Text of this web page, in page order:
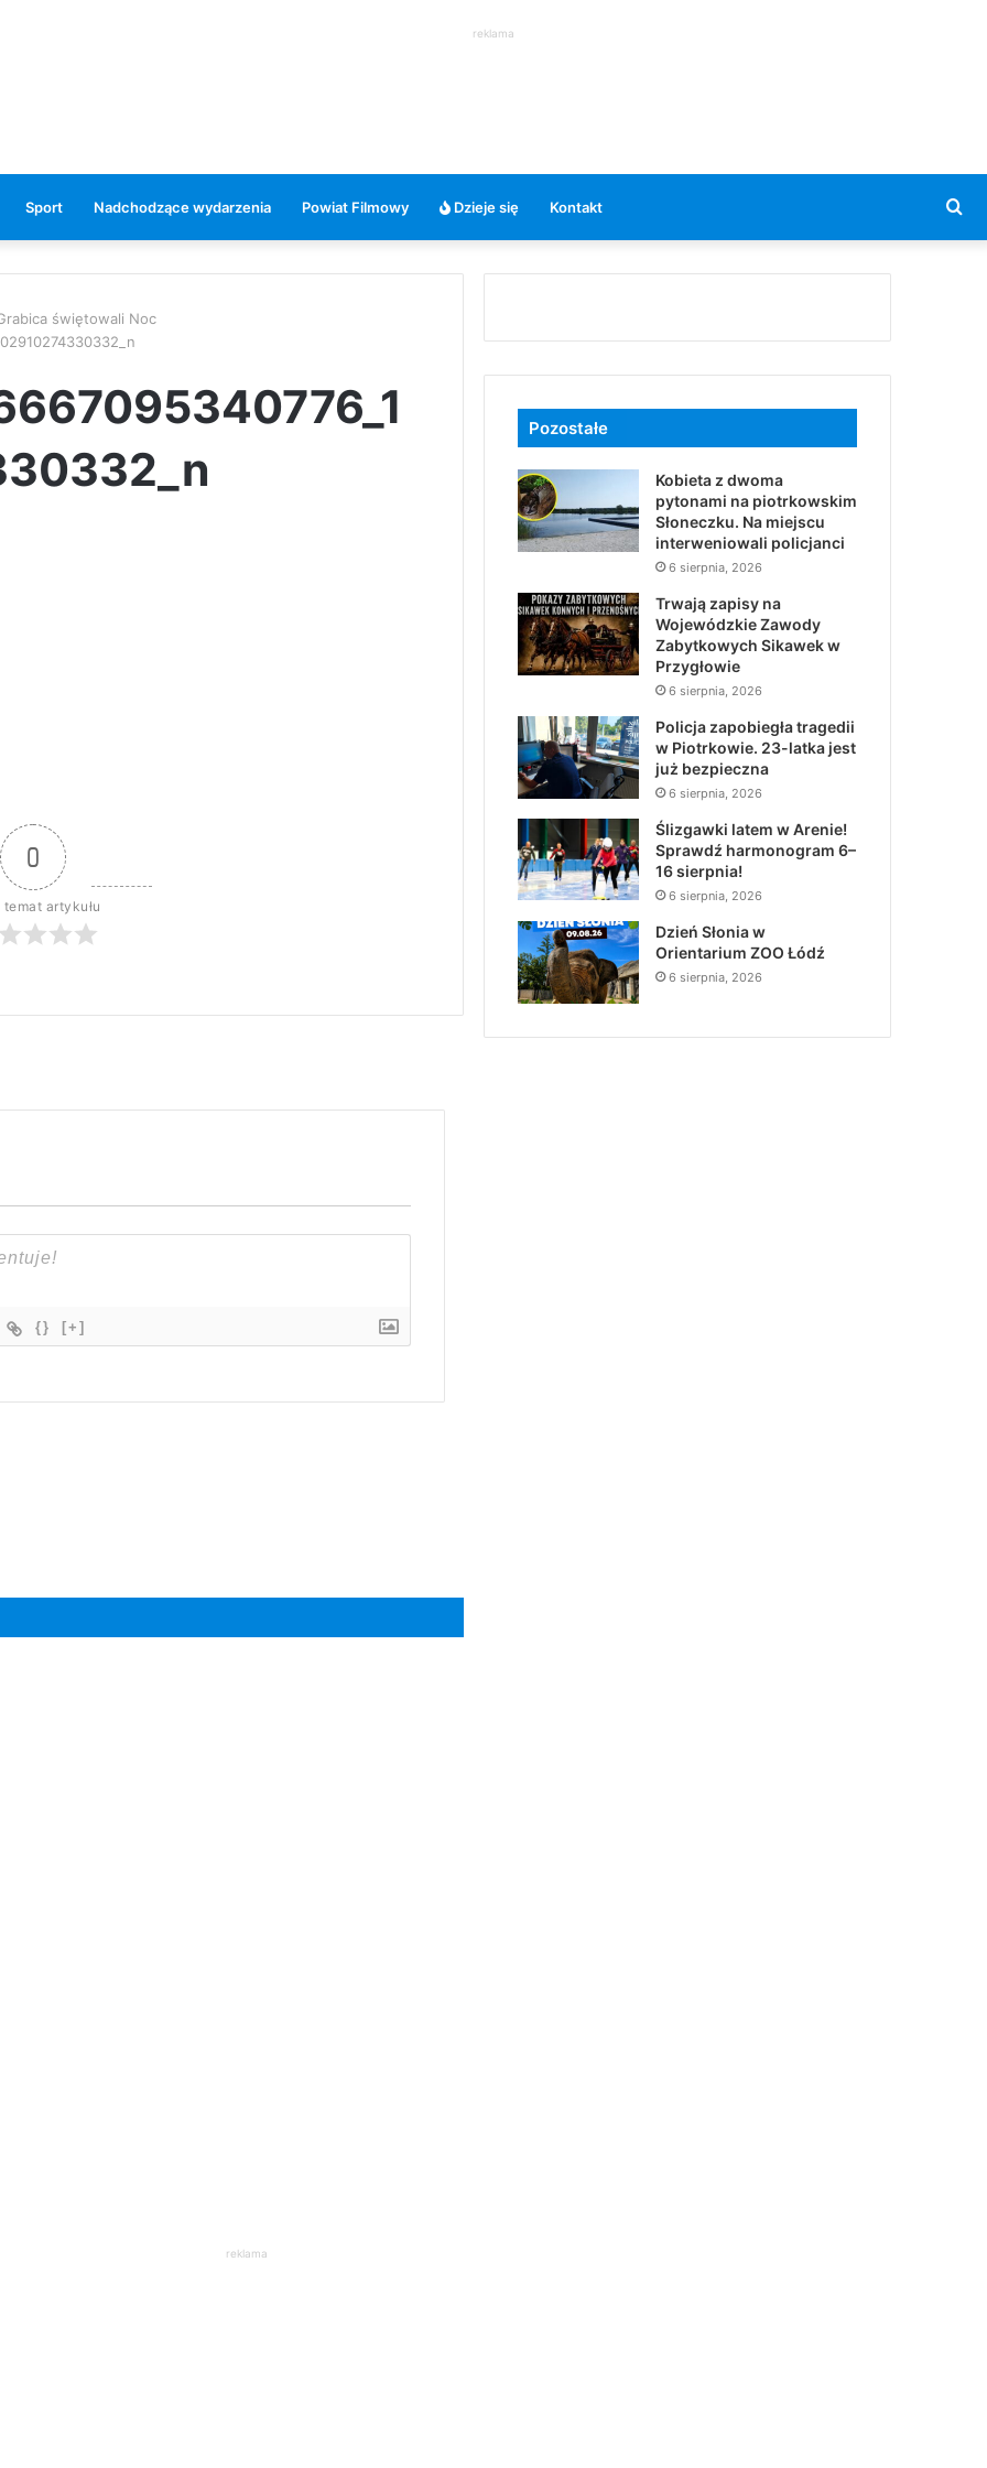
reklama
Sport Nadchodzące wydarzenia Powiat Filmowy Dzieje się Kontakt
świętowali Noc
0
temat artykułu
{} [+]
Pozostałe
Kobieta z dwoma
pytonami na piotrkowskim
Słoneczku. Na miejscu
interweniowali policjanci
6 sierpnia, 2026
Trwają zapisy na
Wojewódzkie Zawody
Zabytkowych Sikawek w
Przygłowie
6 sierpnia, 2026
Policja zapobiegła tragedii
w Piotrkowie. 23-latka jest
już bezpieczna
6 sierpnia, 2026
Ślizgawki latem w Arenie!
Sprawdź harmonogram 6–
16 sierpnia!
6 sierpnia, 2026
Dzień Słonia w
Orientarium ZOO Łódź
6 sierpnia, 2026
reklama